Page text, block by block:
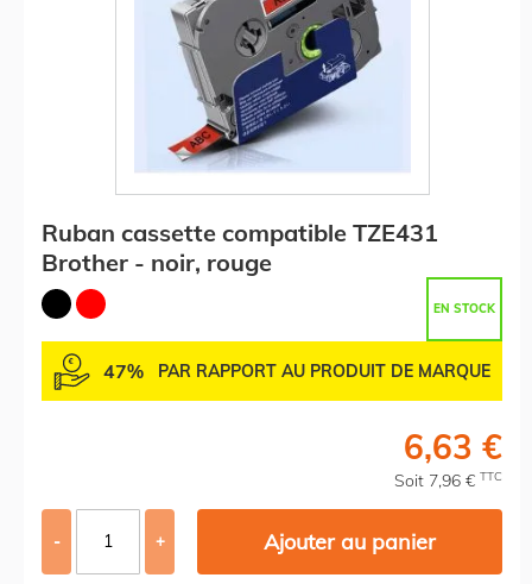
Ruban cassette compatible TZE431
Brother - noir, rouge
EN STOCK
47% PAR RAPPORT AU PRODUIT DE MARQUE
6,63 €
Soit 7,96 € TTC
- + Ajouter au panier